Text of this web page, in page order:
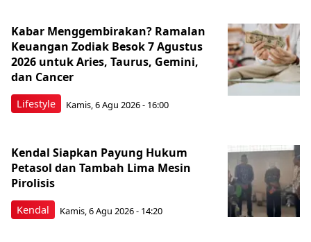
Lifestyle
Kabar Menggembirakan? Ramalan
Keuangan Zodiak Besok 7 Agustus
2026 untuk Aries, Taurus, Gemini,
dan Cancer
Kamis, 6 Agu 2026 - 16:00
Kendal
Kendal Siapkan Payung Hukum
Petasol dan Tambah Lima Mesin
Pirolisis
Kamis, 6 Agu 2026 - 14:20